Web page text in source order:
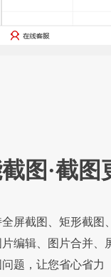
图·截图
屏截图、矩形截图
编辑、图片合并、
题，让您省心省力